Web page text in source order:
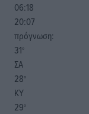
06:18
20:07
πρόγνωση:
31°
ΣΑ
28°
ΚΥ
29°